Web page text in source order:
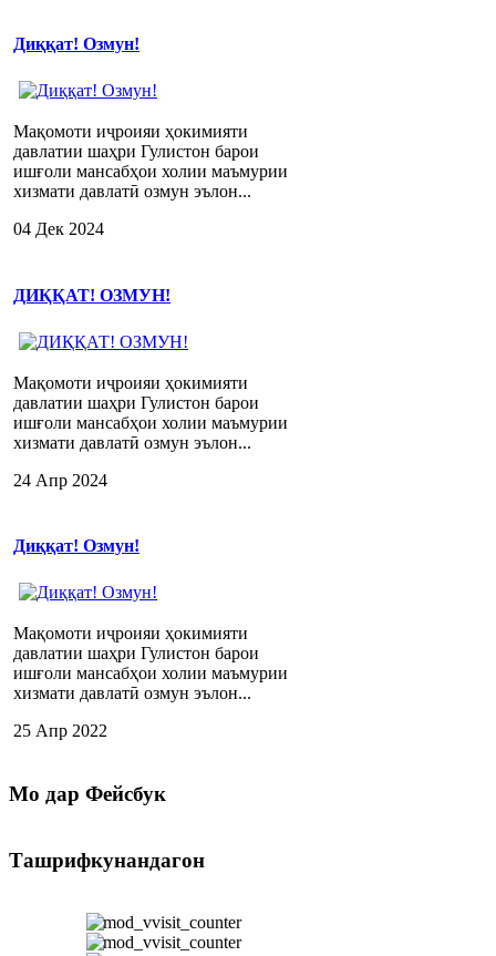
Диққат! Озмун!
Мақомоти иҷроияи ҳокимияти
давлатии шаҳри Гулистон барои
ишғоли мансабҳои холии маъмурии
хизмати давлатӣ озмун эълон...
04 Дек 2024
ДИҚҚАТ! ОЗМУН!
Мақомоти иҷроияи ҳокимияти
давлатии шаҳри Гулистон барои
ишғоли мансабҳои холии маъмурии
хизмати давлатӣ озмун эълон...
24 Апр 2024
Диққат! Озмун!
Мақомоти иҷроияи ҳокимияти
давлатии шаҳри Гулистон барои
ишғоли мансабҳои холии маъмурии
хизмати давлатӣ озмун эълон...
25 Апр 2022
Мо дар Фейсбук
Ташрифкунандагон